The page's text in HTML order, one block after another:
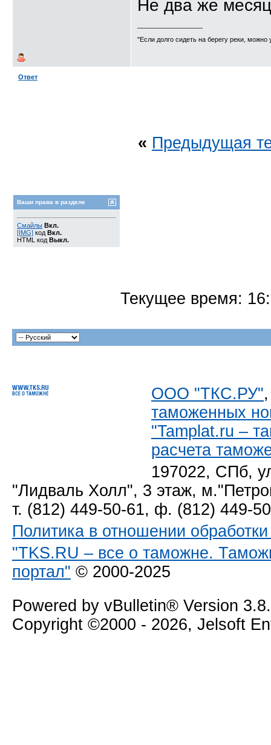
Не два же
"Если долго сидеть на берегу реки,
Ответ
« Предыдущая
Ваши права в разделе
Смайлы Вкл.
[IMG] код Вкл.
HTML код Выкл.
Текущее время:
ООО "ТКС.РУ"
таможенных
"Tamplat.ru –
расчета
197022, СПб,
"Лидваль Холл", 3 этаж,
т. (812) 449-50-61, ф. (812) 449-
Политика в отношении
"TKS.RU – все о таможне.
портал" © 2000-2025
Powered by vBulletin® Version
Copyright ©2000 - 2026, Jelsoft